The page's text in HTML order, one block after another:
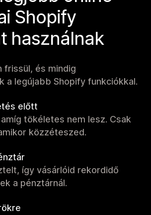
Shopify
használnak
frissül, és mindig
a legújabb Shopify funkciókkal.
előtt
tökéletes nem lesz. Csak
közzéteszed.
így vásárlóid rekordidő
a pénztárnál.